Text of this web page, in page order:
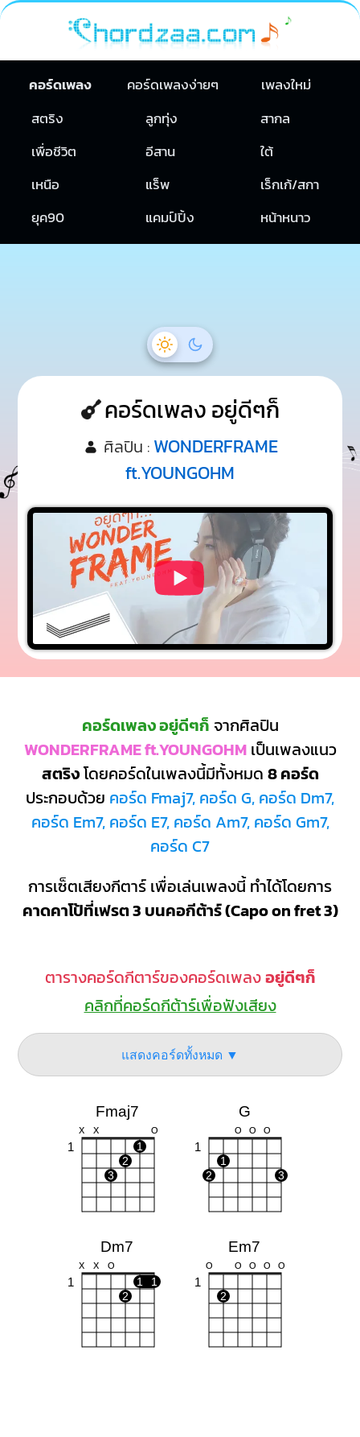
คอร์ดเพลง คอร์ดเพลงง่ายๆ
เพลงใหม่
สตริง
ลูกทุ่ง
สากล
เพื่อชีวิต
อีสาน
ใต้
เหนือ
แร็พ
เร็กเก้/สกา
ยุค90
แคมป์ปิ้ง หน้าหนาว
คอร์ดเพลง อยู่ดีๆก็
ศิลปิน : WONDERFRAME
ft.YOUNGOHM
คอร์ดเพลง อยู่ดีๆก็ จากศิลปิน
WONDERFRAME ft.YOUNGOHMเป็นเพลงแนว
สตริงโดยคอร์ดในเพลงนี้มีทั้งหมด 8 คอร์ด
ประกอบด้วย คอร์ด Fmaj7, คอร์ด G, คอร์ด Dm7,
คอร์ด Em7, คอร์ด E7, คอร์ด Am7, คอร์ด Gm7,
คอร์ด C7
การเซ็ตเสียงกีตาร์ เพื่อเล่นเพลงนี้ ทำได้โดยการ
คาดคาโป้ที่เฟรต 3 บนคอกีต้าร์ (Capo on fret 3)
ตารางคอร์ดกีตาร์ของคอร์ดเพลงอยู่ดีๆก็
คลิกที่คอร์ดกีต้าร์เพื่อฟังเสียง
แสดงคอร์ดทั้งหมด ▼
Fmaj7
X X O
1
1
2
3
G
O O O
1
1
2
3
Dm7
X X O
1 1
1
2
Em7
O O O O O
1
2